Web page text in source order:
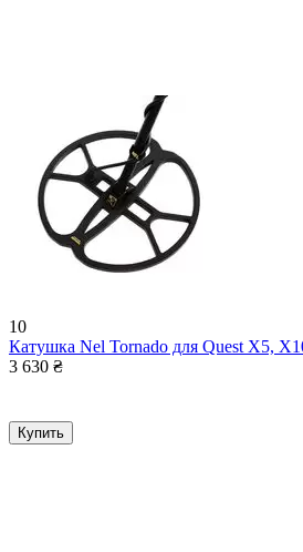
10
Катушка Nel Tornado для Quest Х5,
3 630 ₴
Купить